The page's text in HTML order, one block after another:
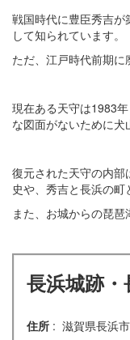
戦国時代に豊臣秀吉が
して知られています。
ただ、江戸時代前期に
現在ある天守は1983
な図面がないために犬
復元された天守の内
史や、秀吉と長浜の町
また、お城からの琵琶
長浜城跡
住所 : 滋賀県長浜